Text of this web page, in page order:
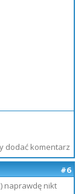
dodać komentarz
#6
naprawdę nikt